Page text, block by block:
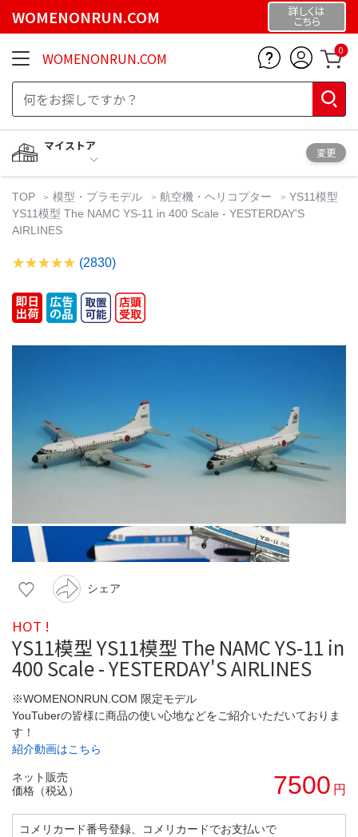
WOMENONRUN.COM 詳しくは
こちら
WOMENONRUN.COM 0
マイストア
変更
TOP 模型・プラモデル 航空機・ヘリコプター
YS11模型
YS11模型 The NAMC YS-11 in 400 Scale - YESTERDAY'S
AIRLINES
(2830)
シェア
HOT !
YS11模型 YS11模型 The NAMC YS-11 in
400 Scale - YESTERDAY'S AIRLINES
※WOMENONRUN.COM 限定モデル
YouTuberの皆様に商品の使い心地などをご紹介いただいておりま
す！
紹介動画はこちら
ネット販売
価格（税込）
7500 円
コメリカード番号登録、コメリカードでお支払いで